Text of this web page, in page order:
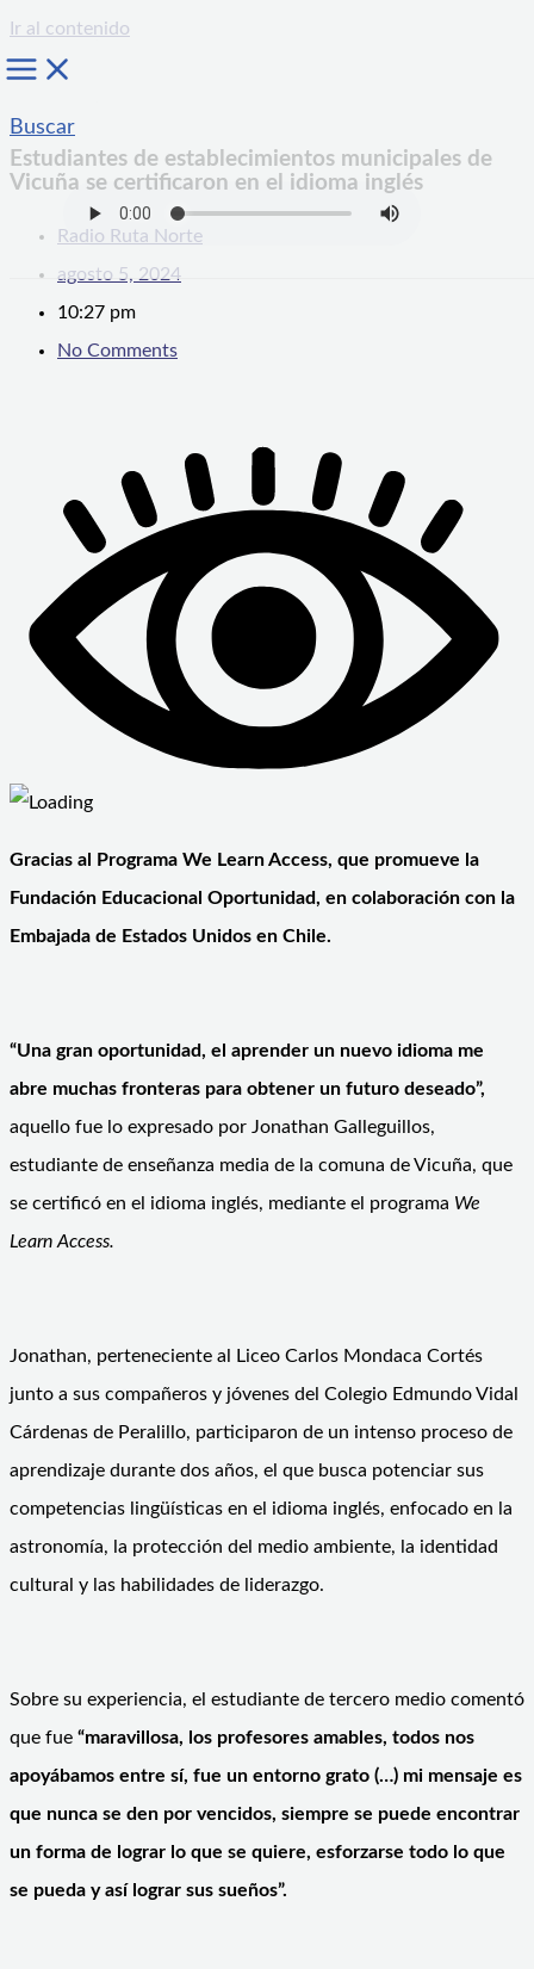
Ir al contenido
Buscar
Estudiantes de establecimientos municipales de
Vicuña se certificaron en el idioma inglés
Radio Ruta Norte
agosto 5, 2024
10:27 pm
No Comments
Gracias al Programa We Learn Access, que promueve la
Fundación Educacional Oportunidad, en colaboración con la
Embajada de Estados Unidos en Chile.
“Una gran oportunidad, el aprender un nuevo idioma me
abre muchas fronteras para obtener un futuro deseado”,
aquello fue lo expresado por Jonathan Galleguillos,
estudiante de enseñanza media de la comuna de Vicuña, que
se certificó en el idioma inglés, mediante el programa We
Learn Access.
Jonathan, perteneciente al Liceo Carlos Mondaca Cortés
junto a sus compañeros y jóvenes del Colegio Edmundo Vidal
Cárdenas de Peralillo, participaron de un intenso proceso de
aprendizaje durante dos años, el que busca potenciar sus
competencias lingüísticas en el idioma inglés, enfocado en la
astronomía, la protección del medio ambiente, la identidad
cultural y las habilidades de liderazgo.
Sobre su experiencia, el estudiante de tercero medio comentó
que fue “maravillosa, los profesores amables, todos nos
apoyábamos entre sí, fue un entorno grato (…) mi mensaje es
que nunca se den por vencidos, siempre se puede encontrar
un forma de lograr lo que se quiere, esforzarse todo lo que
se pueda y así lograr sus sueños”.